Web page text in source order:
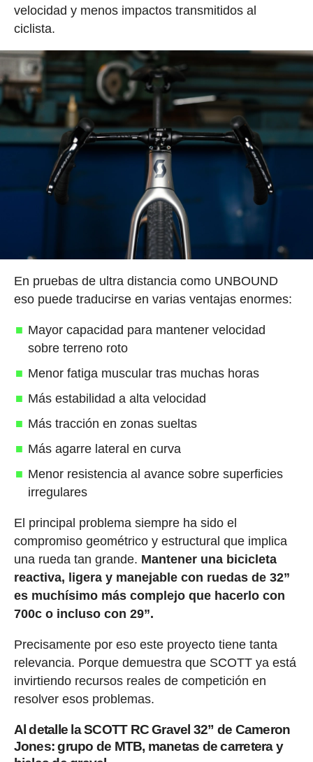
velocidad y menos impactos transmitidos al
ciclista.
En pruebas de ultra distancia como UNBOUND
eso puede traducirse en varias ventajas enormes:
Mayor capacidad para mantener velocidad
sobre terreno roto
Menor fatiga muscular tras muchas horas
Más estabilidad a alta velocidad
Más tracción en zonas sueltas
Más agarre lateral en curva
Menor resistencia al avance sobre superficies
irregulares
El principal problema siempre ha sido el
compromiso geométrico y estructural que implica
una rueda tan grande. Mantener una bicicleta
reactiva, ligera y manejable con ruedas de 32”
es muchísimo más complejo que hacerlo con
700c o incluso con 29”.
Precisamente por eso este proyecto tiene tanta
relevancia. Porque demuestra que SCOTT ya está
invirtiendo recursos reales de competición en
resolver esos problemas.
Al detalle la SCOTT RC Gravel 32” de Cameron
Jones: grupo de MTB, manetas de carretera y